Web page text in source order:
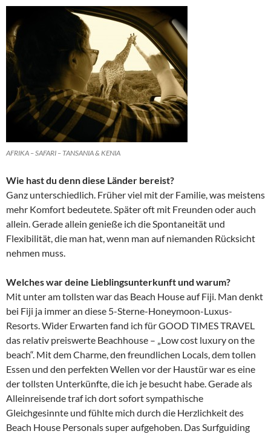
AFRIKA – SAFARI – TANSANIA & KENIA
Wie hast du denn diese Länder bereist?
Ganz unterschiedlich. Früher viel mit der Familie, was meistens
mehr Komfort bedeutete. Später oft mit Freunden oder auch
allein. Gerade allein genieße ich die Spontaneität und
Flexibilität, die man hat, wenn man auf niemanden Rücksicht
nehmen muss.
Welches war deine Lieblingsunterkunft und warum?
Mit unter am tollsten war das Beach House auf Fiji. Man denkt
bei Fiji ja immer an diese 5-Sterne-Honeymoon-Luxus-
Resorts. Wider Erwarten fand ich für GOOD TIMES TRAVEL
das relativ preiswerte Beachhouse – „Low cost luxury on the
beach“. Mit dem Charme, den freundlichen Locals, dem tollen
Essen und den perfekten Wellen vor der Haustür war es eine
der tollsten Unterkünfte, die ich je besucht habe. Gerade als
Alleinreisende traf ich dort sofort sympathische
Gleichgesinnte und fühlte mich durch die Herzlichkeit des
Beach House Personals super aufgehoben. Das Surfguiding